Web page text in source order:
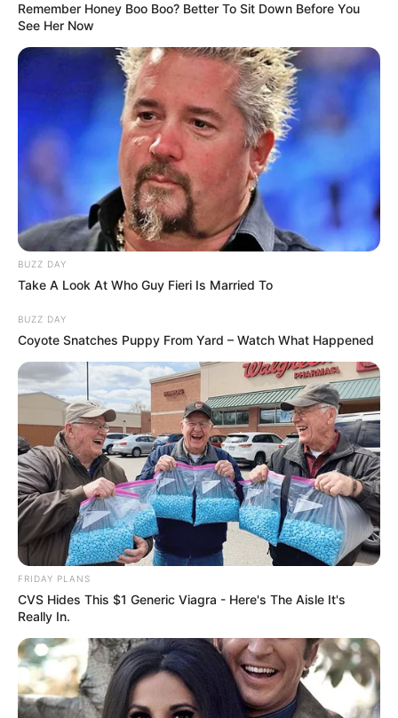
Remember Honey Boo Boo? Better To Sit Down Before You
See Her Now
BUZZ DAY
Take A Look At Who Guy Fieri Is Married To
BUZZ DAY
Coyote Snatches Puppy From Yard – Watch What Happened
FRIDAY PLANS
CVS Hides This $1 Generic Viagra - Here's The Aisle It's
Really In.